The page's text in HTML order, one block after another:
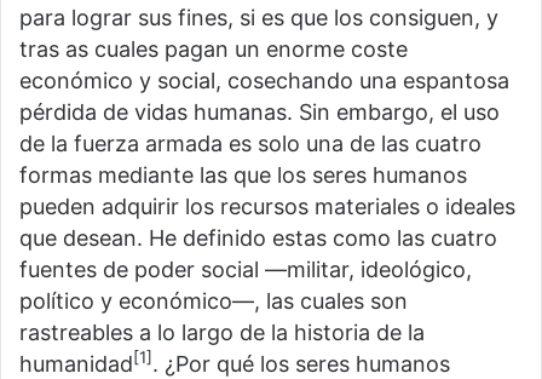
para lograr sus fines, si es que los consiguen, y
tras as cuales pagan un enorme coste
económico y social, cosechando una espantosa
pérdida de vidas humanas. Sin embargo, el uso
de la fuerza armada es solo una de las cuatro
formas mediante las que los seres humanos
pueden adquirir los recursos materiales o ideales
que desean. He definido estas como las cuatro
fuentes de poder social —militar, ideológico,
político y económico—, las cuales son
rastreables a lo largo de la historia de la
humanidad[1]. ¿Por qué los seres humanos